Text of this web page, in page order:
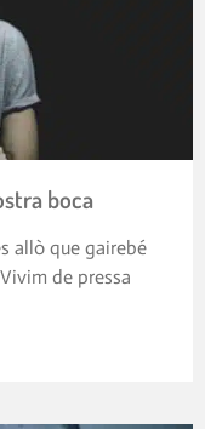
boca
allò que gairebé
de pressa